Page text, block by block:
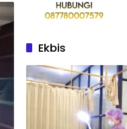
Ekbis